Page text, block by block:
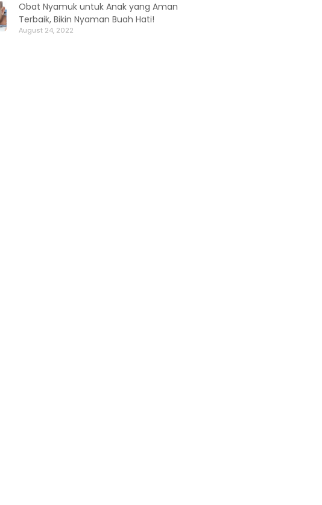
Obat Nyamuk untuk Anak yang Aman
Terbaik, Bikin Nyaman Buah Hati!
August 24, 2022